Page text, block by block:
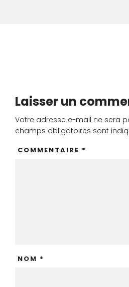
Laisser un
Votre adresse e-mail ne sera
champs obligatoires sont
COMMENTAIRE *
NOM *